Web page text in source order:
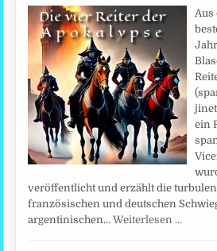
Aus
ein
veröffentlicht und erzählt die
französischen und deutschen
argentinischen…Weiterlesen …